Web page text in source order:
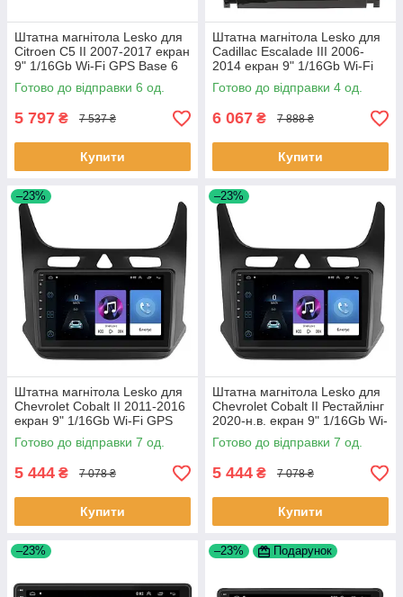
Штатна магнітола Lesko для
Citroen C5 II 2007-2017 екран
9" 1/16Gb Wi-Fi GPS Base 6
шт.
Готово до відправки 6 од.
5 797 ₴ 7 537 ₴
Купити
Штатна магнітола Lesko для
Cadillac Escalade III 2006-
2014 екран 9" 1/16Gb Wi-Fi
GPS Base Каміллак 4 шт.
Готово до відправки 4 од.
6 067 ₴ 7 888 ₴
Купити
–23%
Штатна магнітола Lesko для
Chevrolet Cobalt II 2011-2016
екран 9" 1/16Gb Wi-Fi GPS
Base Шевроле Кобальт 7 шт.
Готово до відправки 7 од.
5 444 ₴ 7 078 ₴
Купити
–23%
Штатна магнітола Lesko для
Chevrolet Cobalt II Рестайлінг
2020-н.в. екран 9" 1/16Gb Wi-
Fi GPS Base 7 шт.
Готово до відправки 7 од.
5 444 ₴ 7 078 ₴
Купити
–23% –23% Подарунок